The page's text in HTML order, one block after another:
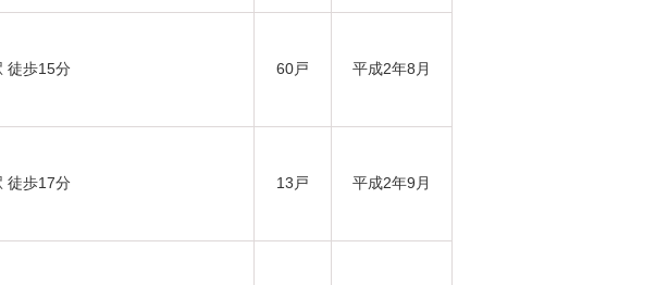
徒歩15分 60戸 平成2年8月
徒歩17分 13戸 平成2年9月